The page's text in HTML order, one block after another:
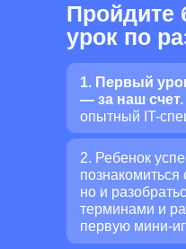
Пройдите
урок по
2. Ребенок
но и
терминами и
первую мини-
1. Первый
— за наш счет.
опытный IT-